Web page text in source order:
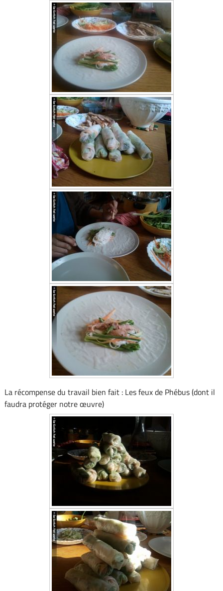
La récompense du travail bien fait : Les feux de Phébus (dont il
faudra protéger notre œuvre)